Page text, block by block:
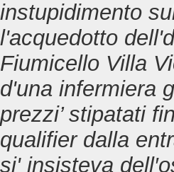
instupidimento
l'acquedotto
Fiumicello Villa
d'una infermiera
prezzi’ stipatati
qualifier dalla
si' insisteva